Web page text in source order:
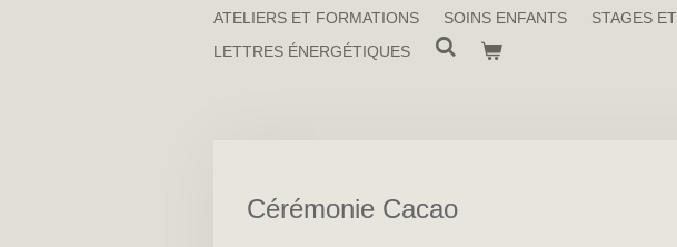
ATELIERS ET FORMATIONS
SOINS ENFANTS STAGES
LETTRES ÉNERGÉTIQUES
Cérémonie Cacao